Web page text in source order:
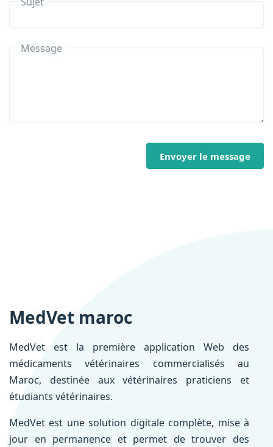
Message
Envoyer le message
MedVet maroc
MedVet est la première application Web des
médicaments vétérinaires commercialisés au
Maroc, destinée aux vétérinaires praticiens et
étudiants vétérinaires.
MedVet est une solution digitale complète, mise à
jour en permanence et permet de trouver des